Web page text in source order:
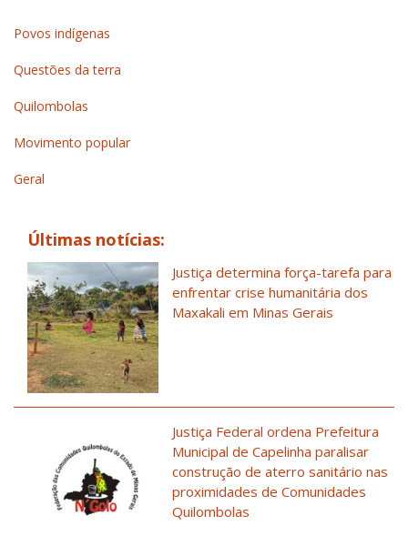
Povos indígenas
Questões da terra
Quilombolas
Movimento popular
Geral
Últimas notícias:
Justiça determina força-tarefa para
enfrentar crise humanitária dos
Maxakali em Minas Gerais
Justiça Federal ordena Prefeitura
Municipal de Capelinha paralisar
construção de aterro sanitário nas
proximidades de Comunidades
Quilombolas